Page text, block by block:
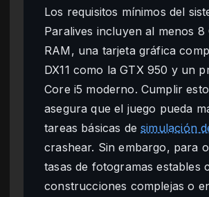
Los requisitos mínimos del
Paralives incluyen al menos 8
RAM, una tarjeta gráfica
DX11 como la GTX 950 y un
Core i5 moderno. Cumplir
asegura que el juego pueda
tareas básicas desimulación
crashear. Sin embargo, para
tasas de fotogramas estables
construcciones complejas o